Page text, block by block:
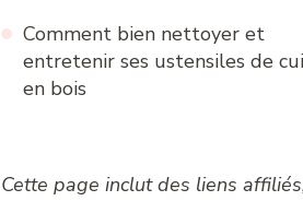
Comment bien nettoyer et
entretenir ses ustensiles de
en bois
Cette page inclut des liens